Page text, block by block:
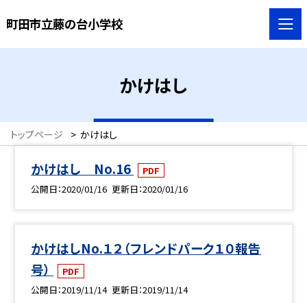
町田市立藤の台小学校
かけはし
トップページ > かけはし
かけはし No.16
PDF
公開日 2020/01/16 更新日 2020/01/16
かけはしNo.１２（フレンドパーク１０報告
号）
PDF
公開日 2019/11/14 更新日 2019/11/14